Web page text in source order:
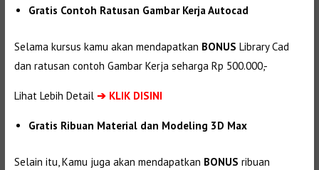
Gratis Contoh Ratusan Gambar Kerja Autocad
Selama kursus kamu akan mendapatkan BONUS Library Cad
dan ratusan contoh Gambar Kerja seharga Rp 500.000,-
Lihat Lebih Detail ➔ KLIK DISINI
Gratis Ribuan Material dan Modeling 3D Max
Selain itu, Kamu juga akan mendapatkan BONUS ribuan